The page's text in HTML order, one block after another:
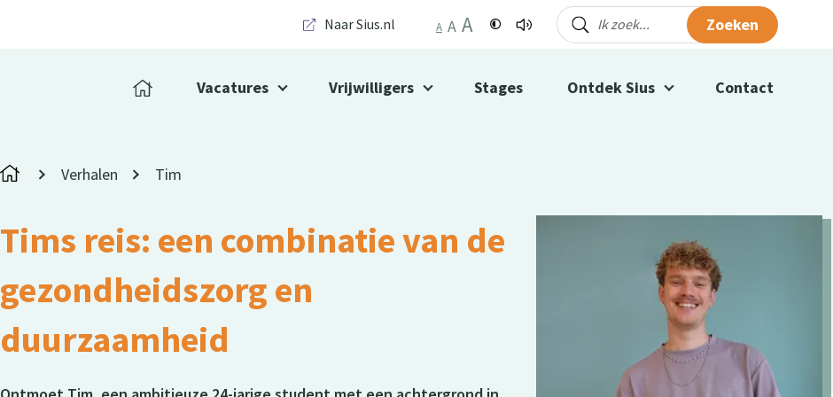
Naar Sius.nl A A A Zoeken
Vacatures Vrijwilligers Stages Ontdek Sius Contact
Verhalen Tim
Tims reis: een combinatie van de
gezondheidszorg en
duurzaamheid